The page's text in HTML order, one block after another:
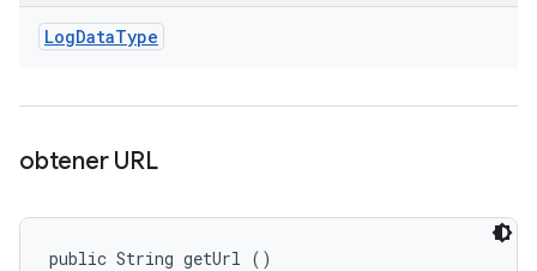
LogDataType
obtener URL
public String getUrl ()